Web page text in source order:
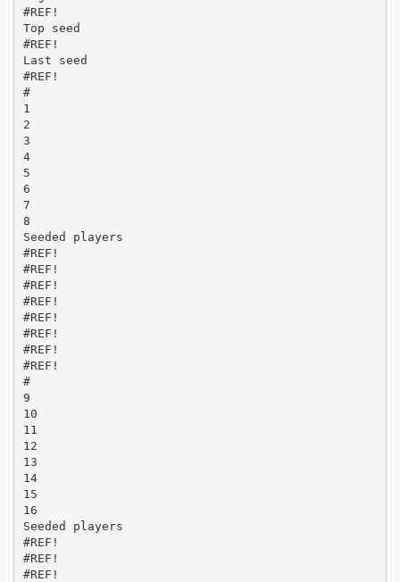
#REF!
Top seed
#REF!
Last seed
#REF!
#
1
2
3
4
5
6
7
8
Seeded players
#REF!
#REF!
#REF!
#REF!
#REF!
#REF!
#REF!
#REF!
#
9
10
11
12
13
14
15
16
Seeded players
#REF!
#REF!
#REF!